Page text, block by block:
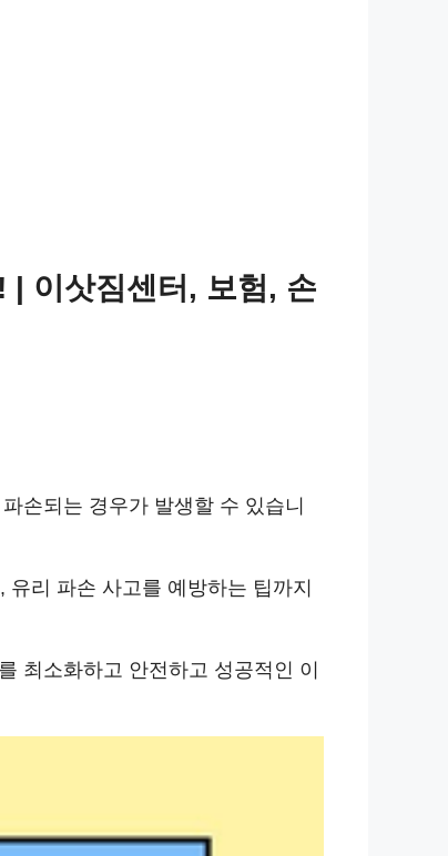
| 이삿짐센터, 보험, 손
손되는 경우가 발생할 수 있습니
유리 파손 사고를 예방하는 팁까지
최소화하고 안전하고 성공적인 이